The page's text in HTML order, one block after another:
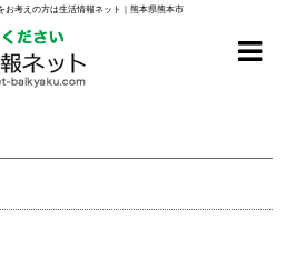
お考えの方は生活情報ネット｜熊本県熊本市